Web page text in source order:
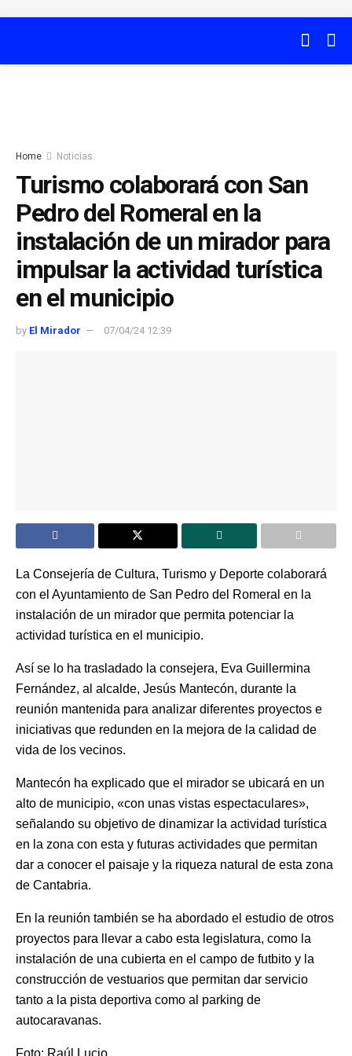
Home Noticias
Turismo colaborará con San
Pedro del Romeral en la
instalación de un mirador para
impulsar la actividad turística
en el municipio
by El Mirador 07/04/24 12:39
La Consejería de Cultura, Turismo y Deporte colaborará
con el Ayuntamiento de San Pedro del Romeral en la
instalación de un mirador que permita potenciar la
actividad turística en el municipio.
Así se lo ha trasladado la consejera, Eva Guillermina
Fernández, al alcalde, Jesús Mantecón, durante la
reunión mantenida para analizar diferentes proyectos e
iniciativas que redunden en la mejora de la calidad de
vida de los vecinos.
Mantecón ha explicado que el mirador se ubicará en un
alto de municipio, «con unas vistas espectaculares»,
señalando su objetivo de dinamizar la actividad turística
en la zona con esta y futuras actividades que permitan
dar a conocer el paisaje y la riqueza natural de esta zona
de Cantabria.
En la reunión también se ha abordado el estudio de otros
proyectos para llevar a cabo esta legislatura, como la
instalación de una cubierta en el campo de futbito y la
construcción de vestuarios que permitan dar servicio
tanto a la pista deportiva como al parking de
autocaravanas.
Foto: Raúl Lucio